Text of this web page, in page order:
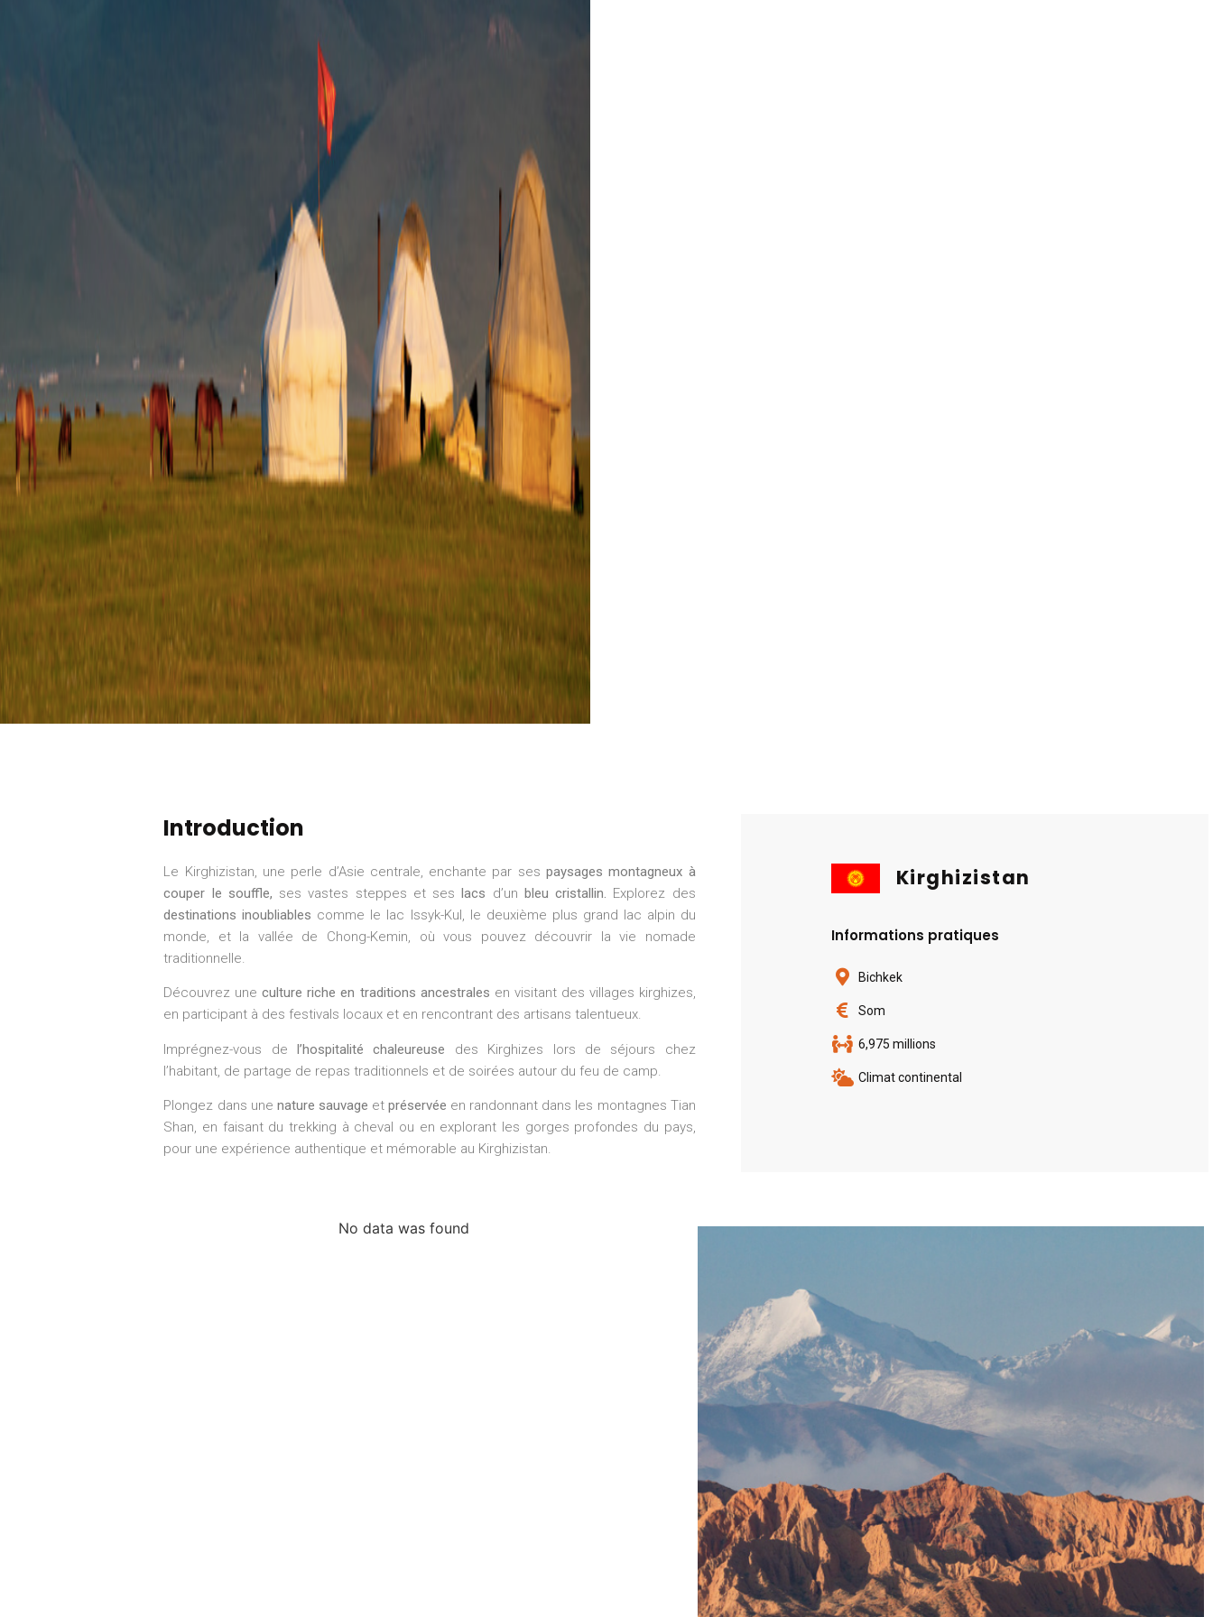
Introduction
Le Kirghizistan, une perle d’Asie centrale, enchante par sespaysages montagneux à
couper le souffle, ses vastes steppes et seslacs d’un bleu cristallin. Explorez des
destinations inoubliables comme le lac Issyk-Kul, le deuxième plus grand lac alpin du
monde, et la vallée de Chong-Kemin, où vous pouvez découvrir la vie nomade
traditionnelle.
Découvrez uneculture riche en traditions ancestrales en visitant des villages kirghizes,
en participant à des festivals locaux et en rencontrant des artisans talentueux.
Imprégnez-vous del’hospitalité chaleureuse des Kirghizes lors de séjours chez
l’habitant, de partage de repas traditionnels et de soirées autour du feu de camp.
Plongez dans une nature sauvage etpréservée en randonnant dans les montagnes Tian
Shan, en faisant du trekking à cheval ou en explorant les gorges profondes du pays,
pour une expérience authentique et mémorable au Kirghizistan.
Kirghizistan
Informations pratiques
Bichkek
Som
6,975 millions
Climat continental
No data was found